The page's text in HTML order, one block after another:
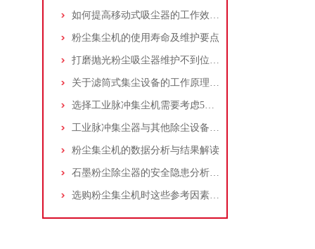
如何提高移动式吸尘器的工作效率？
粉尘集尘机的使用寿命及维护要点
打磨抛光粉尘吸尘器维护不到位，那是你没有注意这些而已！
关于滤筒式集尘设备的工作原理及特点说明
选择工业脉冲集尘机需要考虑5大因素,你都了解吗?
工业脉冲集尘器与其他除尘设备的比较
粉尘集尘机的数据分析与结果解读
石墨粉尘除尘器的安全隐患分析及应对措施
选购粉尘集尘机时这些参考因素很重要！